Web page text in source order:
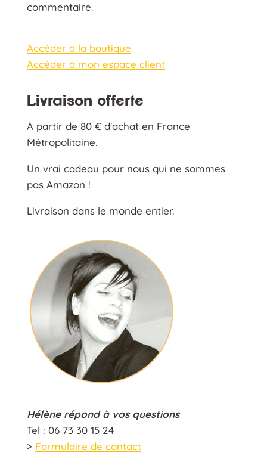
commentaire.
Accéder à la boutique
Accéder à mon espace client
Livraison offerte
À partir de 80 € d'achat en France
Métropolitaine.
Un vrai cadeau pour nous qui ne sommes
pas Amazon !
Livraison dans le monde entier.
Hélène répond à vos questions
Tel : 06 73 30 15 24
> Formulaire de contact